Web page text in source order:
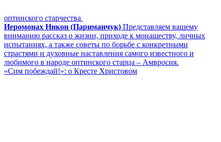
оптинского старчества
Иеромонах Никон (Париманчук) Представляем вашему
вниманию рассказ о жизни, приходе к монашеству, личных
испытаниях, а также советы по борьбе с конкретными
страстями и духовные наставления самого известного и
любимого в народе оптинского старца – Амвросия.
«Сим побеждай!»: о Кресте Христовом